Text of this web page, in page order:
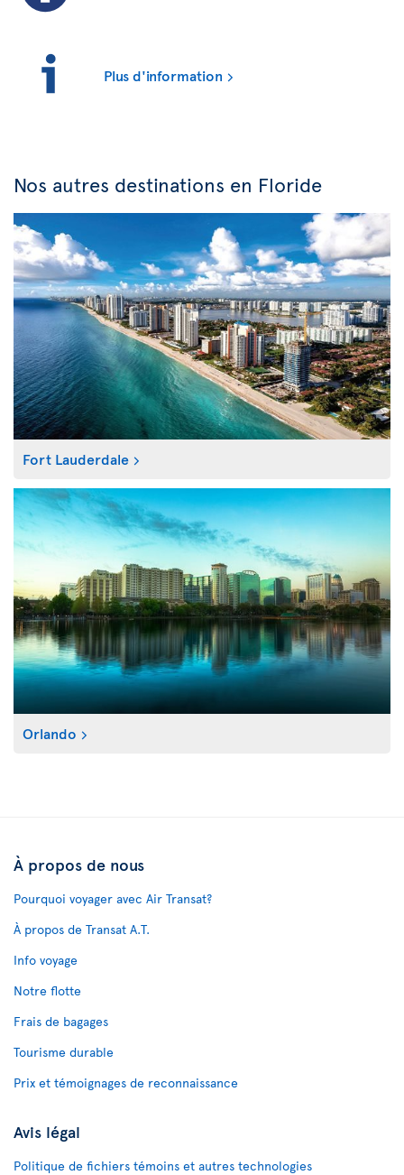
Plus d'information
Nos autres destinations en Floride
Fort Lauderdale
Orlando
À propos de nous
Pourquoi voyager avec Air Transat?
À propos de Transat A.T.
Info voyage
Notre flotte
Frais de bagages
Tourisme durable
Prix et témoignages de reconnaissance
Avis légal
Politique de fichiers témoins et autres technologies